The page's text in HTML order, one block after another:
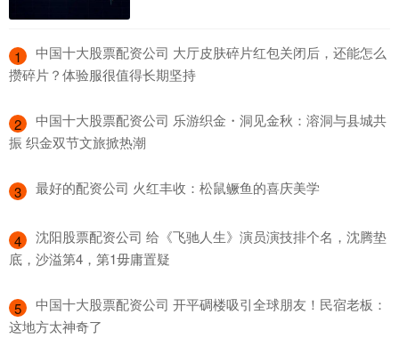
1
​中国十大股票配资公司 大厅皮肤碎片红包关闭后，还能怎么
攒碎片？体验服很值得长期坚持
2
​中国十大股票配资公司 乐游织金・洞见金秋：溶洞与县城共
振 织金双节文旅掀热潮
3 ​最好的配资公司 火红丰收：松鼠鳜鱼的喜庆美学
4
​沈阳股票配资公司 给《飞驰人生》演员演技排个名，沈腾垫
底，沙溢第4，第1毋庸置疑
5
​中国十大股票配资公司 开平碉楼吸引全球朋友！民宿老板：
这地方太神奇了